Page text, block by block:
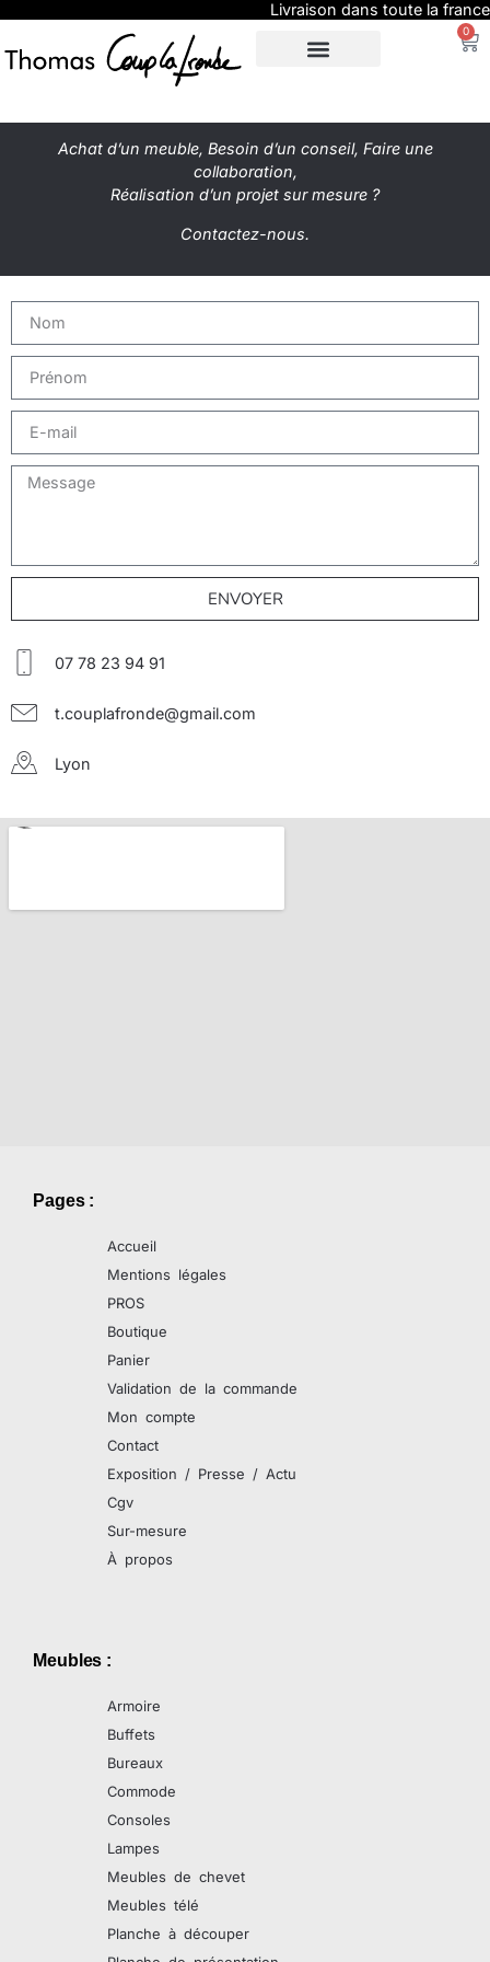
Livraison dans toute la france
0
Achat d’un meuble, Besoin d’un conseil, Faire une
collaboration,
Réalisation d’un projet sur mesure ?
Contactez-nous.
ENVOYER
07 78 23 94 91
t.couplafronde@gmail.com
Lyon
Pages :
Accueil
Mentions légales
PROS
Boutique
Panier
Validation de la commande
Mon compte
Contact
Exposition / Presse / Actu
Cgv
Sur-mesure
À propos
Meubles :
Armoire
Buffets
Bureaux
Commode
Consoles
Lampes
Meubles de chevet
Meubles télé
Planche à découper